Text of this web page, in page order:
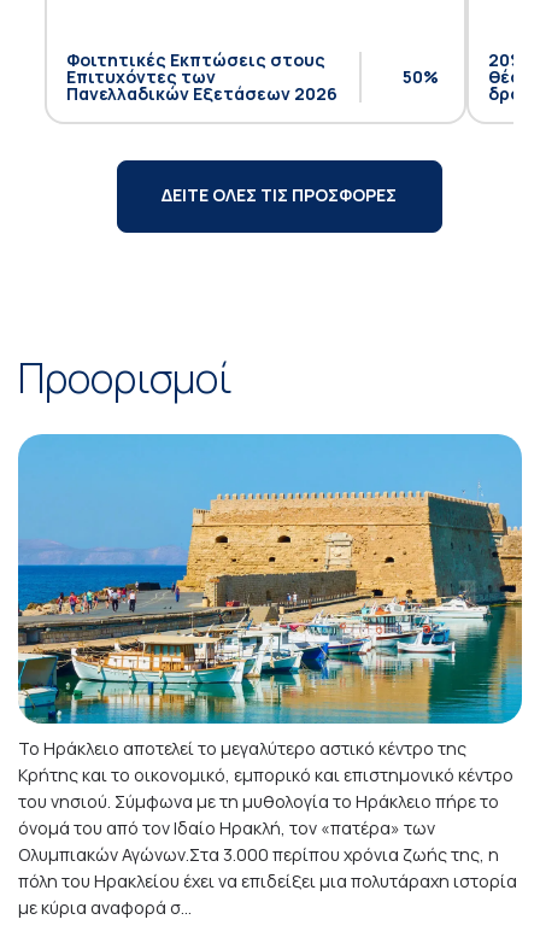
Φοιτητικές Εκπτώσεις στους
Επιτυχόντες των
Πανελλαδικών Εξετάσεων 2026
50%
20%
θέση
ΔΕΙΤΕ ΟΛΕΣ ΤΙΣ ΠΡΟΣΦΟΡΕΣ
Προορισμοί
Το Ηράκλειο αποτελεί το μεγαλύτερο αστικό κέντρο της
Κρήτης και το οικονομικό, εμπορικό και επιστημονικό κέντρο
του νησιού. Σύμφωνα με τη μυθολογία το Ηράκλειο πήρε το
όνομά του από τον Ιδαίο Ηρακλή, τον «πατέρα» των
Ολυμπιακών Αγώνων.Στα 3.000 περίπου χρόνια ζωής της, η
πόλη του Ηρακλείου έχει να επιδείξει μια πολυτάραχη ιστορία
με κύρια αναφορά σ...